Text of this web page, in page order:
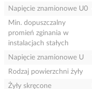
Napięcie znamionowe U0
Min. dopuszczalny
promień zginania w
instalacjach stałych
Napięcie znamionowe U
Rodzaj powierzchni żyły
Żyły skręcone